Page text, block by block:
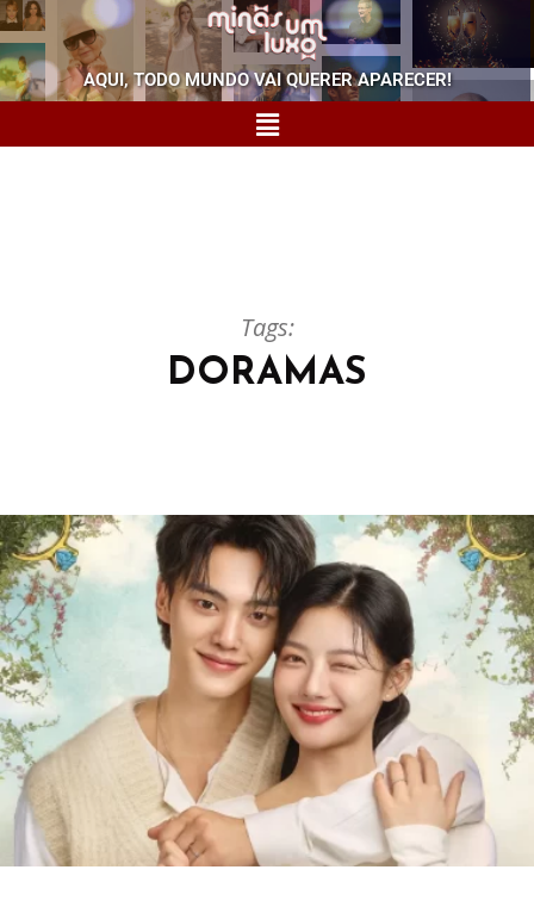
AQUI, TODO MUNDO VAI QUERER APARECER!
Tags:
DORAMAS